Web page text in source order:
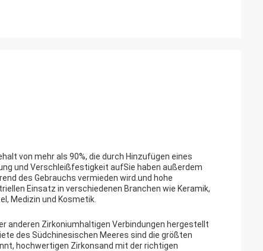
von mehr als 90%, die durch Hinzufügen eines
und Verschleißfestigkeit aufSie haben außerdem
des Gebrauchs vermieden wird.und hohe
Einsatz in verschiedenen Branchen wie Keramik,
Medizin und Kosmetik.
anderen Zirkoniumhaltigen Verbindungen hergestellt
des Südchinesischen Meeres sind die größten
hochwertigen Zirkonsand mit der richtigen